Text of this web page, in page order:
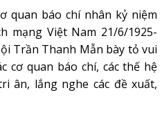
quan báo chí nhân kỷ niệm
mạng Việt Nam 21/6/1925-
Trần Thanh Mẫn bày tỏ vui
cơ quan báo chí, các thế hệ
ân, lắng nghe các đề xuất,